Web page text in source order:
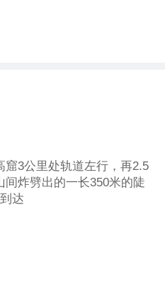
窟3公里处轨道左行，再2.5
炸劈出的一长350米的陡
达